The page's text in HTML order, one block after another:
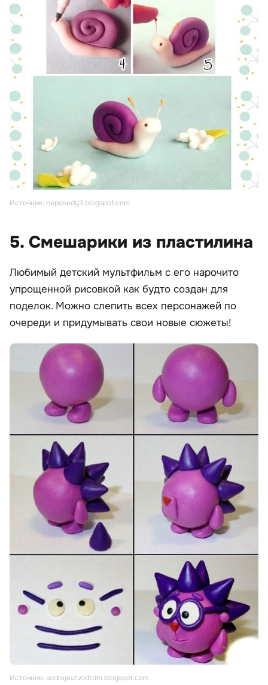
Источник: neposedy3.blogspot.com
5. Смешарики из пластилина
Любимый детский мультфильм с его нарочито
упрощенной рисовкой как будто создан для
поделок. Можно слепить всех персонажей по
очереди и придумывать свои новые сюжеты!
Источник: sodrujestvodtdm.blogspot.com